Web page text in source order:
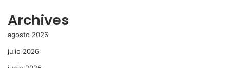
Archives
agosto 2026
julio 2026